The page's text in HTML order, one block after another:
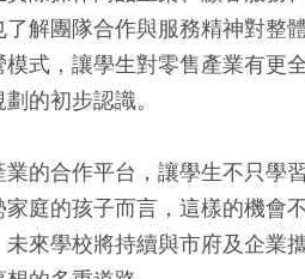
解團隊合作與服務精神對整
式，讓學生對零售產業有更
的初步認識。
的合作平台，讓學生不只學
庭的孩子而言，這樣的機會
來學校將持續與市府及企業
22+
評論
19
2024總